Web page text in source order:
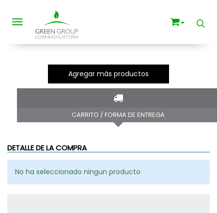
Toggle navigation
Agregar más productos
CARRITO / FORMA DE ENTREGA
DETALLE DE LA COMPRA
No ha seleccionado ningun producto